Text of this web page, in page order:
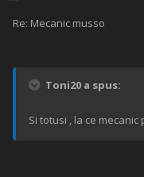
Re: Mecanic musso
Toni20 a spus:
Si totusi , la ce